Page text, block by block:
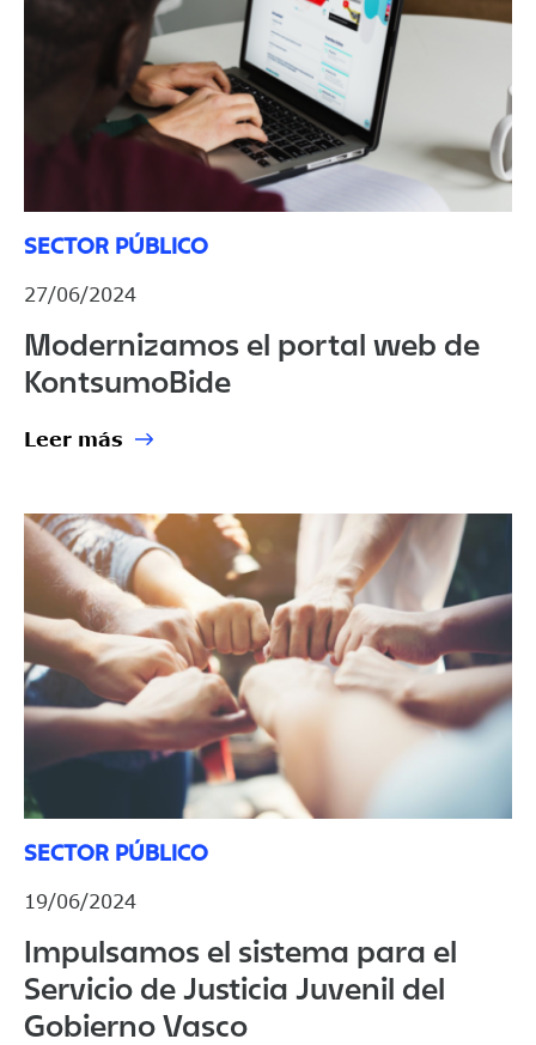
SECTOR PÚBLICO
27/06/2024
Modernizamos el portal web de
KontsumoBide
Leer más
SECTOR PÚBLICO
19/06/2024
Impulsamos el sistema para el
Servicio de Justicia Juvenil del
Gobierno Vasco